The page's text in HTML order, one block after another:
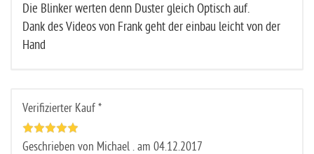
Die Blinker werten denn Duster gleich Optisch auf.
Dank des Videos von Frank geht der einbau leicht von der
Hand
Verifizierter Kauf *
Geschrieben von Michael . am 04.12.2017